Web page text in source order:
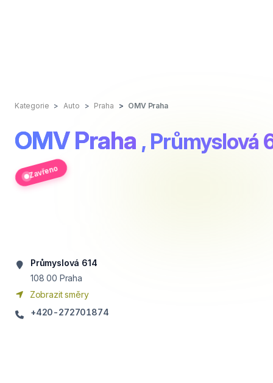
Kategorie Auto Praha OMV Praha
OMV Praha , Průmyslová
Zavřeno
Průmyslová 614
108 00 Praha
Zobrazit směry
+420-272701874